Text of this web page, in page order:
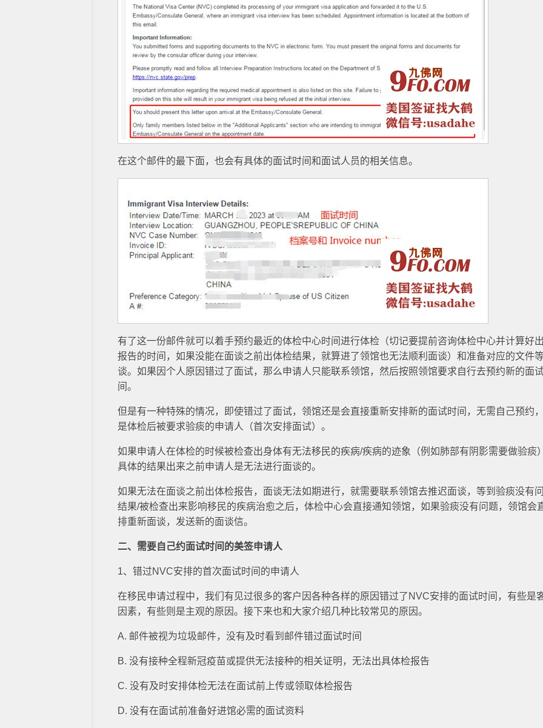
在这个邮件的最下面，也会有具体的面试时间和面试人员的相关信息。
有了这一份邮件就可以着手预约最近的体检中心时间进行体检（切记要提前咨询体检中心并计算好
报告的时间，如果没能在面谈之前出体检结果，就算进了领馆也无法顺利面谈）和准备对应的文件
谈。如果因个人原因错过了面试，那么申请人只能联系领馆，然后按照领馆要求自行去预约新的面
间。
但是有一种特殊的情况，即使错过了面试，领馆还是会直接重新安排新的面试时间，无需自己预约
是体检后被要求验痰的申请人（首次安排面试）。
如果申请人在体检的时候被检查出身体有无法移民的疾病/疾病的迹象（例如肺部有阴影需要做验痰
具体的结果出来之前申请人是无法进行面谈的。
如果无法在面谈之前出体检报告，面谈无法如期进行，就需要联系领馆去推迟面谈，等到验痰没有
结果/被检查出来影响移民的疾病治愈之后，体检中心会直接通知领馆，如果验痰没有问题，领馆会
排重新面谈，发送新的面谈信。
二、需要自己约面试时间的美签申请人
1、错过NVC安排的首次面试时间的申请人
在移民申请过程中，我们有见过很多的客户因各种各样的原因错过了NVC安排的面试时间，有些是
因素，有些则是主观的原因。接下来也和大家介绍几种比较常见的原因。
A. 邮件被视为垃圾邮件，没有及时看到邮件错过面试时间
B. 没有接种全程新冠疫苗或提供无法接种的相关证明，无法出具体检报告
C. 没有及时安排体检无法在面试前上传或领取体检报告
D. 没有在面试前准备好进馆必需的面试资料